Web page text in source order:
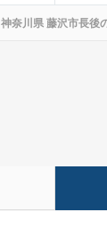
神奈川県 藤沢市長後